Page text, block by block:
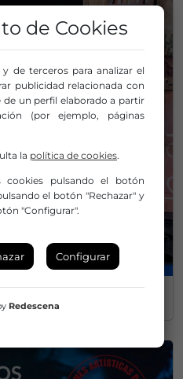
de Cookies
de terceros para analizar el
publicidad relacionada con
de un perfil elaborado a partir
(por ejemplo, páginas
la política de cookies.
cookies pulsando el botón
el botón "Rechazar" y
"Configurar".
Configurar
Redescena